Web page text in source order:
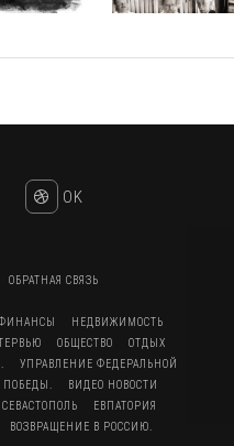
OK
ОБРАТНАЯ СВЯЗЬ
НЕДВИЖИМОСТЬ
ОБЩЕСТВО
ОТДЫХ
УПРАВЛЕНИЕ ФЕДЕРАЛЬНОЙ
ПОБЕДЫ.
ВИДЕО НОВОСТИ
СЕВАСТОПОЛЬ
ЕВПАТОРИЯ
ВОЗВРАЩЕНИЕ В РОССИЮ.